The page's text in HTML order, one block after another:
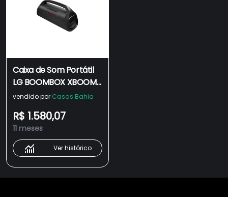
Caixa de Som Portátil
LG BOOMBOX XBOOM
Go XG9 Power
Bateria IP67 Sound
Boost
vendido por Casas Bahia
R$ 1.580,07
11 meses
Ver histórico